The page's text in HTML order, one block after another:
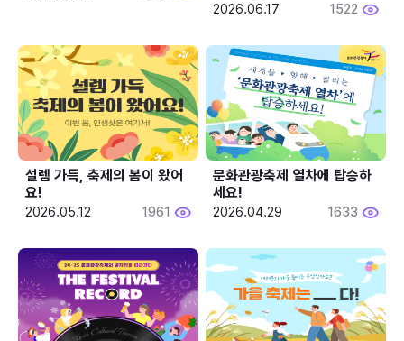
2026.06.17 1522
설렘 가득, 축제의 봄이 왔어
요!
2026.05.12 1961
문화관광축제 열차에 탑승하
세요!
2026.04.29 1633